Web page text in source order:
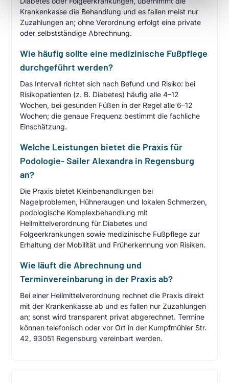
Krankenkasse die Behandlung und es fallen meist nur
Zuzahlungen an; ohne Verordnung erfolgt eine private
oder selbstständige Abrechnung.
Wie häufig sollte eine medizinische Fußpflege
durchgeführt werden?
Das Intervall richtet sich nach Befund und Risiko: bei
Risikopatienten (z. B. Diabetes) häufig alle 4–12
Wochen, bei gesunden Füßen in der Regel alle 6–12
Wochen; die genaue Frequenz bestimmt die fachliche
Einschätzung.
Welche Leistungen bietet die Praxis für
Podologie- Sailer Alexandra in Regensburg
an?
Die Praxis bietet Kleinbehandlungen bei
Nagelproblemen, Hühneraugen und lokalen Schmerzen,
podologische Komplexbehandlung mit
Heilmittelverordnung für Diabetes und
Folgeerkrankungen sowie medizinische Fußpflege zur
Erhaltung der Mobilität und Früherkennung von Risiken.
Wie läuft die Abrechnung und
Terminvereinbarung in der Praxis ab?
Bei einer Heilmittelverordnung rechnet die Praxis direkt
mit der Krankenkasse ab und es fallen nur Zuzahlungen
an; sonst wird transparent privat abgerechnet. Termine
können telefonisch oder vor Ort in der Kumpfmühler Str.
42, 93051 Regensburg vereinbart werden.